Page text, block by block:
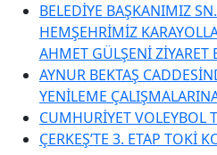
BELEDİYE BAŞKANIMIZ
HEMŞEHRİMİZ
AHMET GÜLŞENİ ZİYARET
AYNUR BEKTAŞ
YENİLEME
CUMHURİYET VOLEYBOL
ÇERKEŞ’TE 3. ETAP TOKİ